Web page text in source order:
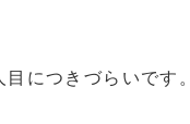
につきづらいです。